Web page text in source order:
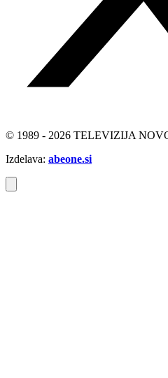
© 1989 - 2026 TELEVIZIJA
Izdelava: abeone.si